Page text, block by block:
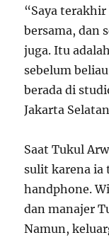
“Saya
bersama, dan
juga. Itu
sebelum
berada di
Jakarta
Saat Tukul
sulit karena ia
handphone.
dan manajer
Namun,